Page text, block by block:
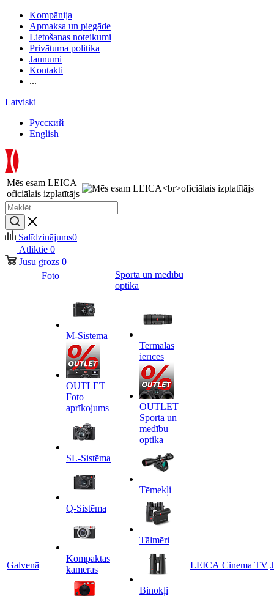
Kompānija
Apmaksa un piegāde
Lietošanas noteikumi
Privātuma politika
Jaunumi
Kontakti
...
Latviski
Русский
English
Mēs esam LEICA
oficiālais izplatītājs
Salīdzinājums0
Atliktie 0
Jūsu grozs 0
Galvenā
Foto
M-Sistēma
OUTLET
Foto
aprīkojums
SL-Sistēma
Q-Sistēma
Kompaktās
kameras
Sporta un medību
optika
Termālās
ierīces
OUTLET
Sporta un
medību
optika
Tēmekļi
Tālmēri
Binokļi
LEICA Cinema TV